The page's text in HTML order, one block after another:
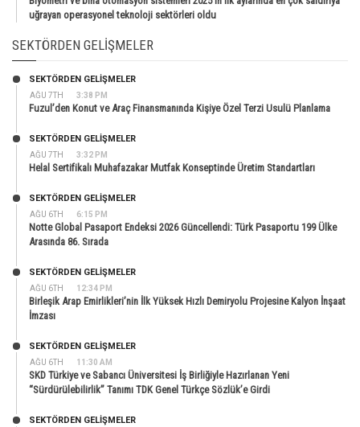
uğrayan operasyonel teknoloji sektörleri oldu
SEKTÖRDEN GELIŞMELER
AĞU 7TH 3:38 PM
SEKTÖRDEN GELIŞMELER
Fuzul’den Konut ve Araç Finansmanında Kişiye Özel Terzi Usulü Planlama
AĞU 7TH 3:32 PM
SEKTÖRDEN GELIŞMELER
Helal Sertifikalı Muhafazakar Mutfak Konseptinde Üretim Standartları
AĞU 6TH 6:15 PM
SEKTÖRDEN GELIŞMELER
Notte Global Pasaport Endeksi 2026 Güncellendi: Türk Pasaportu 199 Ülke
Arasında 86. Sırada
AĞU 6TH 12:34 PM
SEKTÖRDEN GELIŞMELER
Birleşik Arap Emirlikleri’nin İlk Yüksek Hızlı Demiryolu Projesine Kalyon İnşaat
İmzası
AĞU 6TH 11:30 AM
SEKTÖRDEN GELIŞMELER
SKD Türkiye ve Sabancı Üniversitesi İş Birliğiyle Hazırlanan Yeni
“Sürdürülebilirlik” Tanımı TDK Genel Türkçe Sözlük’e Girdi
SEKTÖRDEN GELIŞMELER